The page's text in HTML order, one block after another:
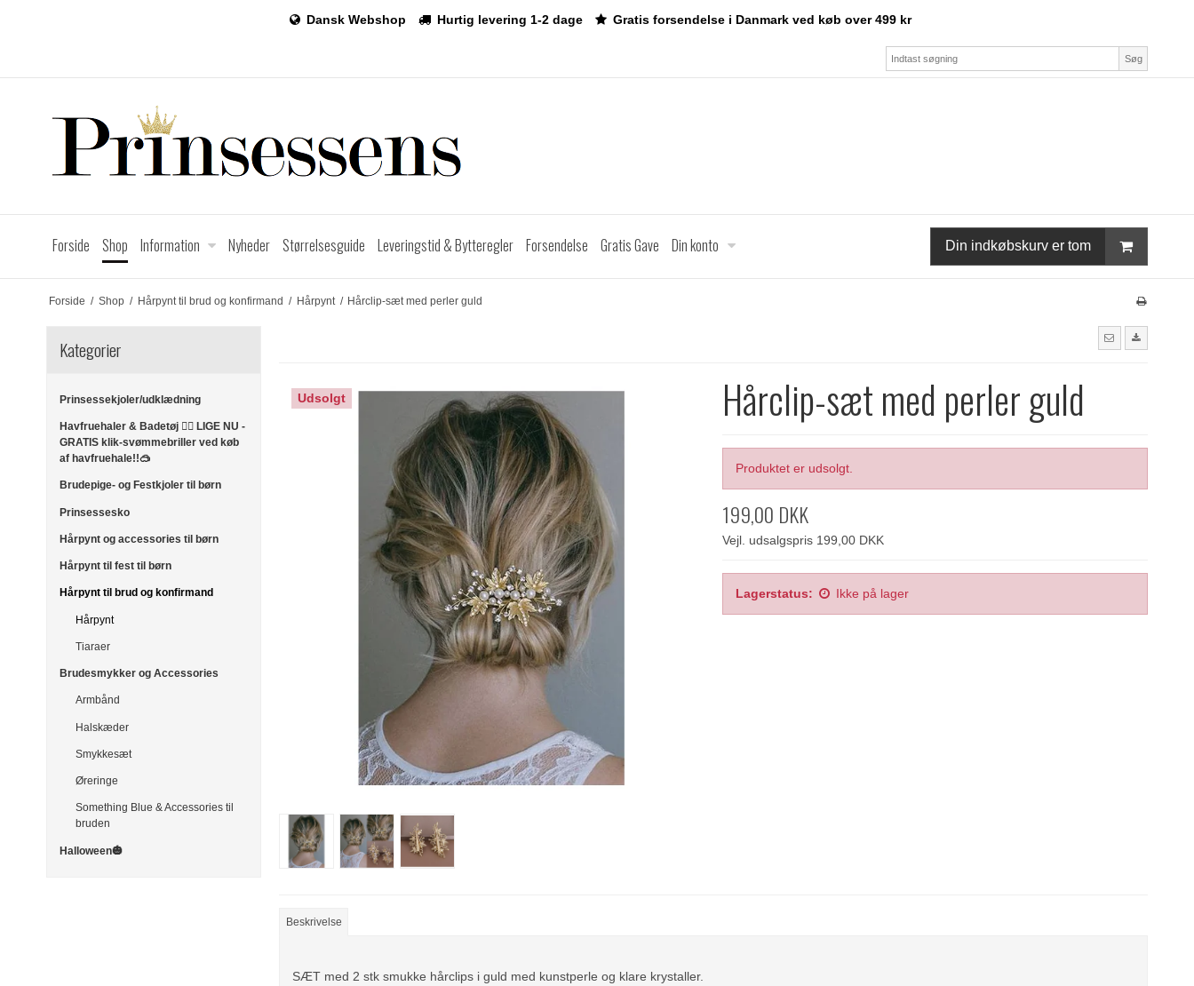
Dansk Webshop Hurtig levering 1-2 dage Gratis forsendelse i Danmark ved køb over 499 kr
Søg
Forside Shop Information Nyheder Størrelsesguide Leveringstid & Bytteregler Forsendelse Gratis Gave Din konto Din indkøbskurv er tom
Forside / Shop / Hårpynt til brud og konfirmand / Hårpynt / Hårclip-sæt med perler guld
Kategorier
Prinsessekjoler/udklædning
Havfruehaler & Badetøj 🧜‍♀️ LIGE NU -
GRATIS klik-svømmebriller ved køb
af havfruehale!!🥽
Brudepige- og Festkjoler til børn
Prinsessesko
Hårpynt og accessories til børn
Hårpynt til fest til børn
Hårpynt til brud og konfirmand
Hårpynt
Tiaraer
Brudesmykker og Accessories
Armbånd
Halskæder
Smykkesæt
Øreringe
Something Blue & Accessories til
bruden
Halloween🎃
Udsolgt Hårclip-sæt med perler guld
Produktet er udsolgt.
199,00 DKK
Vejl. udsalgspris 199,00 DKK
Lagerstatus: Ikke på lager
Beskrivelse
SÆT med 2 stk smukke hårclips i guld med kunstperle og klare krystaller.